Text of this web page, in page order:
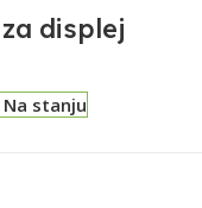
displej
Na stanju